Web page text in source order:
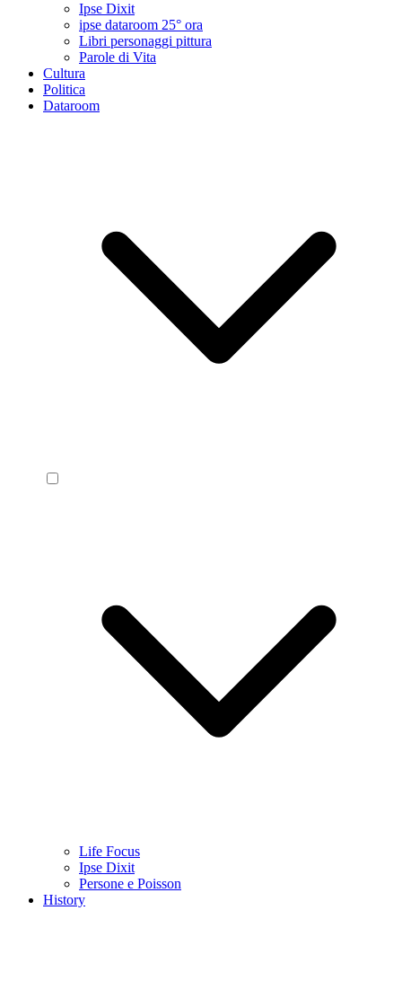
Ipse Dixit
ipse dataroom 25° ora
Libri personaggi pittura
Parole di Vita
Cultura
Politica
Dataroom
Life Focus
Ipse Dixit
Persone e Poisson
History